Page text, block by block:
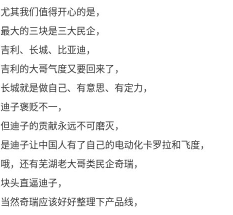
尤其我们值得开心的是，
最大的三块是三大民企，
吉利、长城、比亚迪，
吉利的大哥气度又要回来了，
长城就是做自己、有意思、有定力，
迪子褒贬不一，
但迪子的贡献永远不可磨灭，
是迪子让中国人有了自己的电动化卡罗拉和飞度，
哦，还有芜湖老大哥类民企奇瑞，
块头直逼迪子，
当然奇瑞应该好好整理下产品线，